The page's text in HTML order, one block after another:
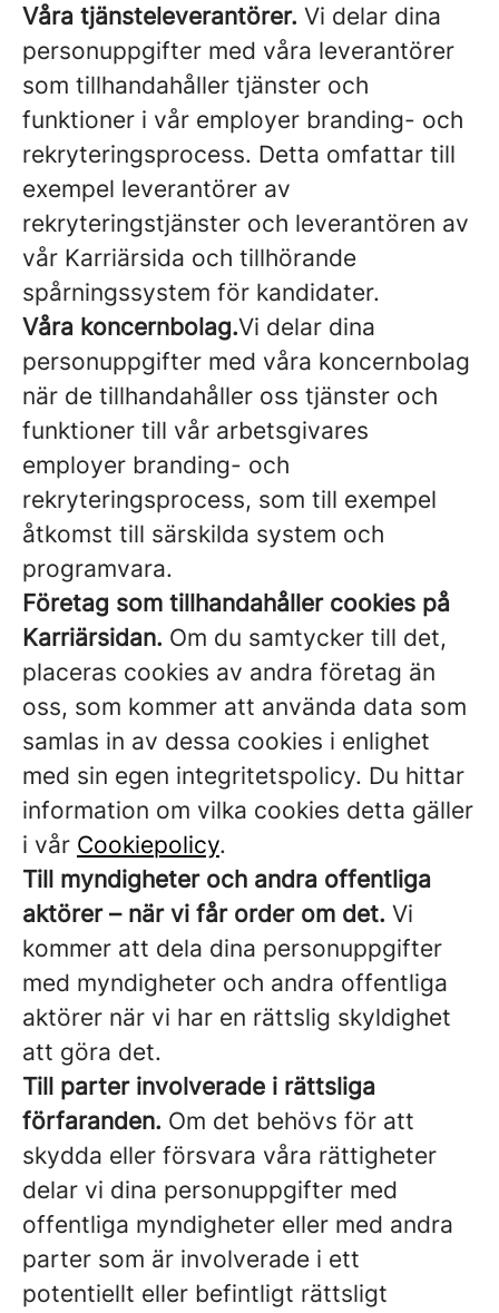
Våra tjänsteleverantörer. Vi delar dina
personuppgifter med våra leverantörer
som tillhandahåller tjänster och
funktioner i vår employer branding- och
rekryteringsprocess. Detta omfattar till
exempel leverantörer av
rekryteringstjänster och leverantören av
vår Karriärsida och tillhörande
spårningssystem för kandidater.
Våra koncernbolag.Vi delar dina
personuppgifter med våra koncernbolag
när de tillhandahåller oss tjänster och
funktioner till vår arbetsgivares
employer branding- och
rekryteringsprocess, som till exempel
åtkomst till särskilda system och
programvara.
Företag som tillhandahåller cookies på
Karriärsidan. Om du samtycker till det,
placeras cookies av andra företag än
oss, som kommer att använda data som
samlas in av dessa cookies i enlighet
med sin egen integritetspolicy. Du hittar
information om vilka cookies detta gäller
i vår Cookiepolicy.
Till myndigheter och andra offentliga
aktörer – när vi får order om det. Vi
kommer att dela dina personuppgifter
med myndigheter och andra offentliga
aktörer när vi har en rättslig skyldighet
att göra det.
Till parter involverade i rättsliga
förfaranden. Om det behövs för att
skydda eller försvara våra rättigheter
delar vi dina personuppgifter med
offentliga myndigheter eller med andra
parter som är involverade i ett
potentiellt eller befintligt rättsligt